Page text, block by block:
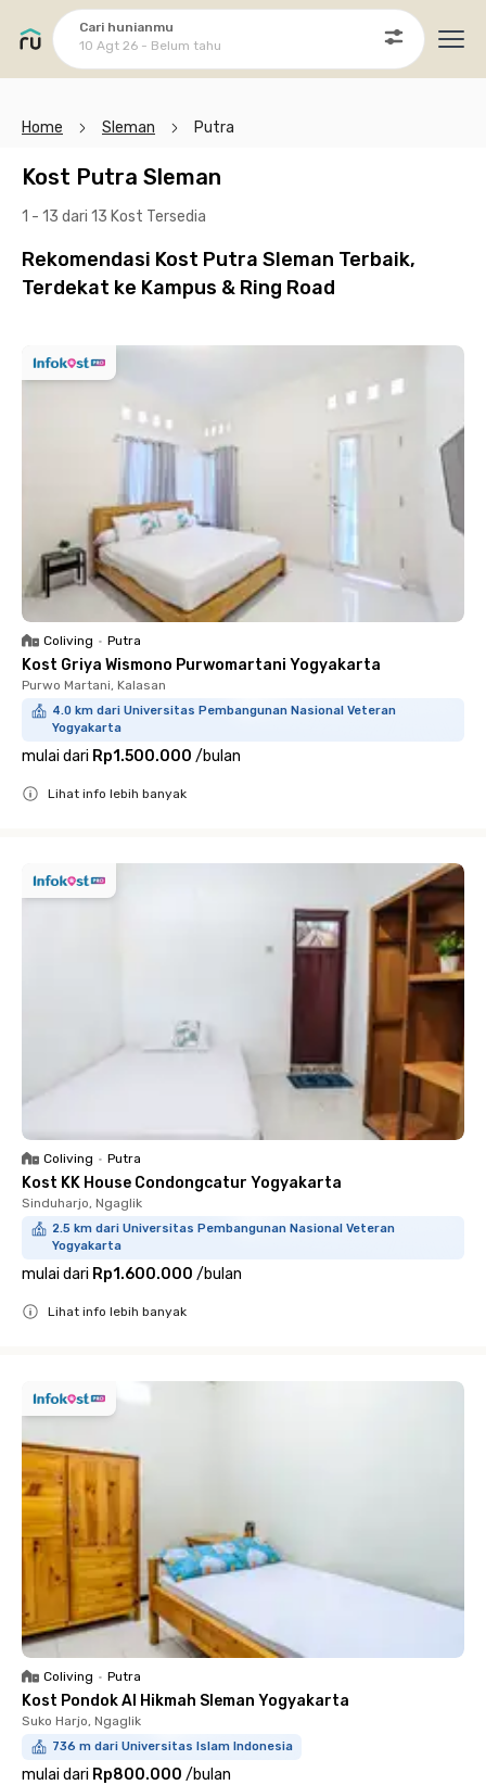
Cari hunianmu
10 Agt 26 - Belum tahu
Home Sleman Putra
Kost Putra Sleman
1 - 13 dari 13 Kost Tersedia
Rekomendasi Kost Putra Sleman Terbaik,
Terdekat ke Kampus & Ring Road
Coliving • Putra
Kost Griya Wismono Purwomartani Yogyakarta
Purwo Martani, Kalasan
4.0 km dari Universitas Pembangunan Nasional Veteran
Yogyakarta
mulai dari Rp1.500.000 /bulan
Lihat info lebih banyak
Coliving • Putra
Kost KK House Condongcatur Yogyakarta
Sinduharjo, Ngaglik
2.5 km dari Universitas Pembangunan Nasional Veteran
Yogyakarta
mulai dari Rp1.600.000 /bulan
Lihat info lebih banyak
Coliving • Putra
Kost Pondok Al Hikmah Sleman Yogyakarta
Suko Harjo, Ngaglik
736 m dari Universitas Islam Indonesia
mulai dari Rp800.000 /bulan